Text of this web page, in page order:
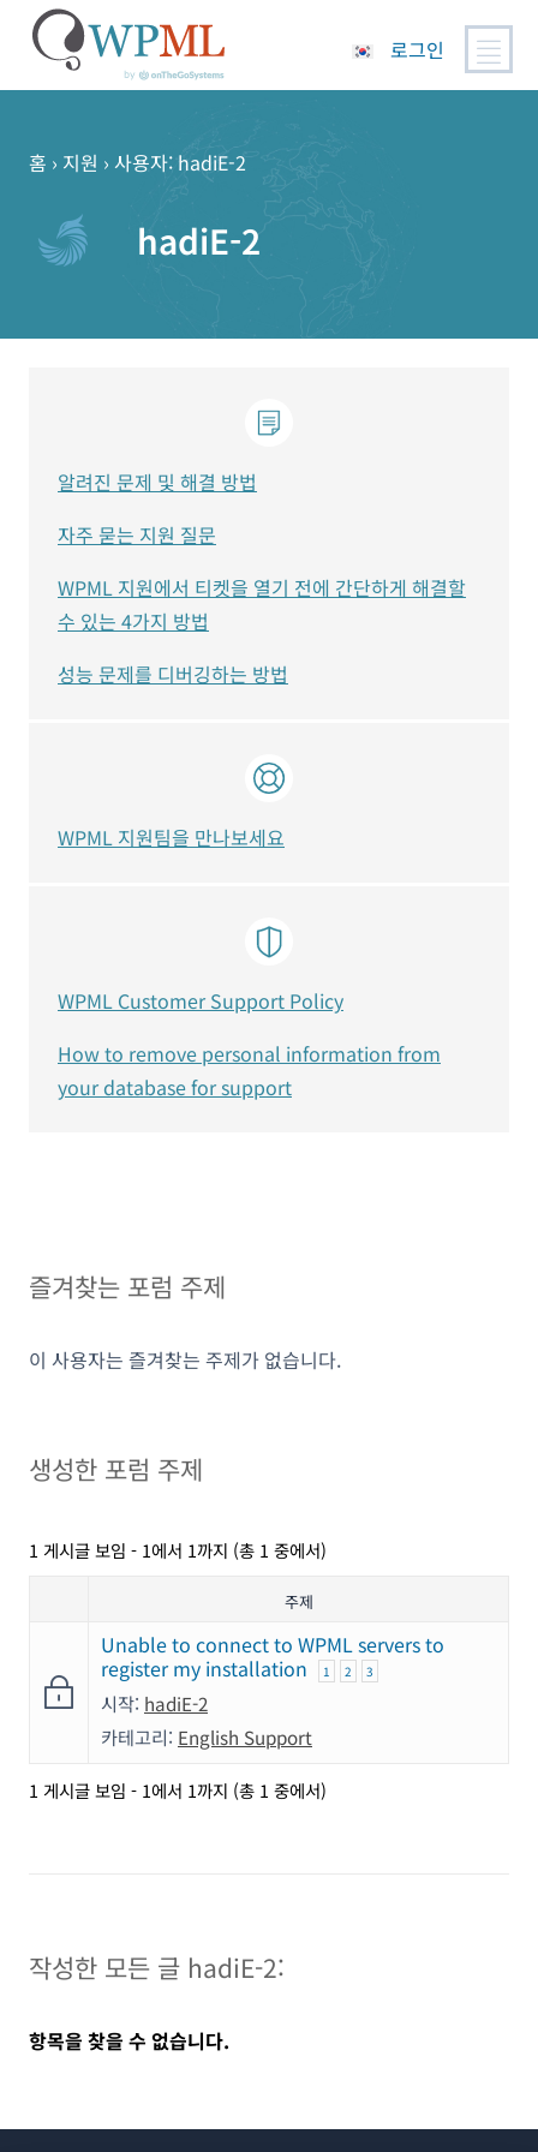
로그인
홈 › 지원 › 사용자: hadiE-2
hadiE-2
즐겨찾는 포럼 주제
이 사용자는 즐겨찾는 주제가 없습니다.
생성한 포럼 주제
1 게시글 보임 - 1에서 1까지 (총 1 중에서)
주제
Unable to connect to WPML servers to
register my installation
1 2 3
시작: hadiE-2
카테고리: English Support
1 게시글 보임 - 1에서 1까지 (총 1 중에서)
작성한 모든 글 hadiE-2:
항목을 찾을 수 없습니다.
알려진 문제 및 해결 방법
자주 묻는 지원 질문
WPML 지원에서 티켓을 열기 전에 간단하게 해결할
수 있는 4가지 방법
성능 문제를 디버깅하는 방법
WPML 지원팀을 만나보세요
WPML Customer Support Policy
How to remove personal information from
your database for support